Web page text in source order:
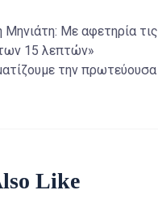
Mηνιάτη: Με αφετηρία τις
15 λεπτών»
την πρωτεύουσα
Like